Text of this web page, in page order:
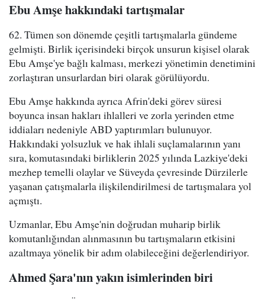
Ebu Amşe hakkındaki tartışmalar
62. Tümen son dönemde çeşitli tartışmalarla gündeme
gelmişti. Birlik içerisindeki birçok unsurun kişisel olarak
Ebu Amşe'ye bağlı kalması, merkezi yönetimin denetimini
zorlaştıran unsurlardan biri olarak görülüyordu.
Ebu Amşe hakkında ayrıca Afrin'deki görev süresi
boyunca insan hakları ihlalleri ve zorla yerinden etme
iddiaları nedeniyle ABD yaptırımları bulunuyor.
Hakkındaki yolsuzluk ve hak ihlali suçlamalarının yanı
sıra, komutasındaki birliklerin 2025 yılında Lazkiye'deki
mezhep temelli olaylar ve Süveyda çevresinde Dürzilerle
yaşanan çatışmalarla ilişkilendirilmesi de tartışmalara yol
açmıştı.
Uzmanlar, Ebu Amşe'nin doğrudan muharip birlik
komutanlığından alınmasının bu tartışmaların etkisini
azaltmaya yönelik bir adım olabileceğini değerlendiriyor.
Ahmed Şara'nın yakın isimlerinden biri